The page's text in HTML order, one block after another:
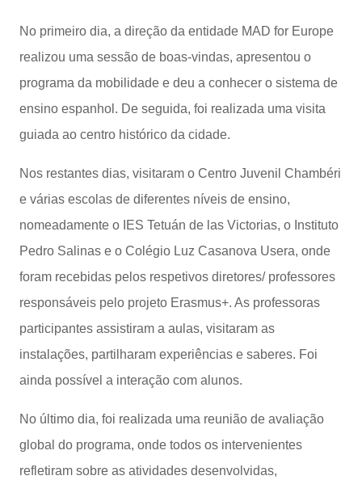
No primeiro dia, a direção da entidade MAD for Europe
realizou uma sessão de boas-vindas, apresentou o
programa da mobilidade e deu a conhecer o sistema de
ensino espanhol. De seguida, foi realizada uma visita
guiada ao centro histórico da cidade.
Nos restantes dias, visitaram o Centro Juvenil Chambéri
e várias escolas de diferentes níveis de ensino,
nomeadamente o IES Tetuán de las Victorias, o Instituto
Pedro Salinas e o Colégio Luz Casanova Usera, onde
foram recebidas pelos respetivos diretores/ professores
responsáveis pelo projeto Erasmus+. As professoras
participantes assistiram a aulas, visitaram as
instalações, partilharam experiências e saberes. Foi
ainda possível a interação com alunos.
No último dia, foi realizada uma reunião de avaliação
global do programa, onde todos os intervenientes
refletiram sobre as atividades desenvolvidas,